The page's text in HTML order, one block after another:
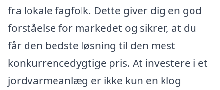
fra lokale fagfolk. Dette giver dig en god
forståelse for markedet og sikrer, at du
får den bedste løsning til den mest
konkurrencedygtige pris. At investere i et
jordvarmeanlæg er ikke kun en klog